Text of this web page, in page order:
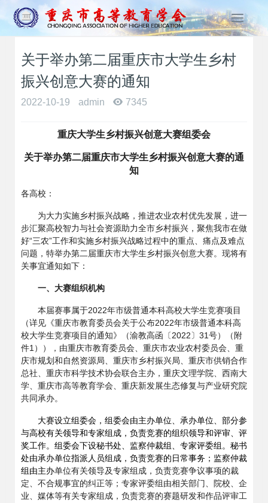
T
o
g
a
n
关于举办第二届重庆市大学生乡村
振兴创意大赛的通知
2022-10-19 admin 7345
重庆大学生乡村振兴创意大赛组委会
关于举办第二届重庆市大学生乡村振兴创意大赛的通
知
各高校：
为大力实施乡村振兴战略，推进农业农村优先发展，进一
步汇聚高校智力与社会资源助力全市乡村振兴，聚焦我市在做
好“三农”工作和实施乡村振兴战略过程中的重点、痛点及难点
问题，特举办第二届重庆市大学生乡村振兴创意大赛。现将有
关事宜通知如下：
一、大赛组织机构
本届赛事属于2022年市级普通本科高校大学生竞赛项目
（详见《重庆市教育委员会关于公布2022年市级普通本科高
校大学生竞赛项目的通知》（渝教高函〔2022〕31号）（附
件1）），由重庆市教育委员会、重庆市农业农村委员会、重
庆市规划和自然资源局、重庆市乡村振兴局、重庆市供销合作
总社、重庆市科学技术协会联合主办，重庆文理学院、西南大
学、重庆市高等教育学会、重庆新发展生态修复与产业研究院
共同承办。
大赛设立组委会，组委会由主办单位、承办单位、部分参
与高校有关领导和专家组成，负责竞赛的组织领导和评审、评
奖工作。组委会下设秘书处、监察仲裁组、专家评委组。秘书
处由承办单位指派人员组成，负责竞赛的日常事务；监察仲裁
组由主办单位有关领导及专家组成，负责竞赛争议事项的裁
定、不合规事宜的纠正等；专家评委组由相关部门、院校、企
业、媒体等有关专家组成，负责竞赛的赛题研发和作品评审工